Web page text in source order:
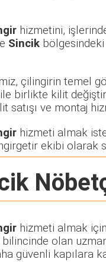
hizmetini,
Sincik
çilingirin temel
birlikte kilit
satışı ve montaj
hizmeti almak
ekibi olarak
hizmeti almak
olan
güvenli kapılara